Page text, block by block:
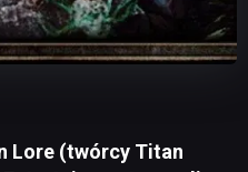
Lore (twórcy Titan